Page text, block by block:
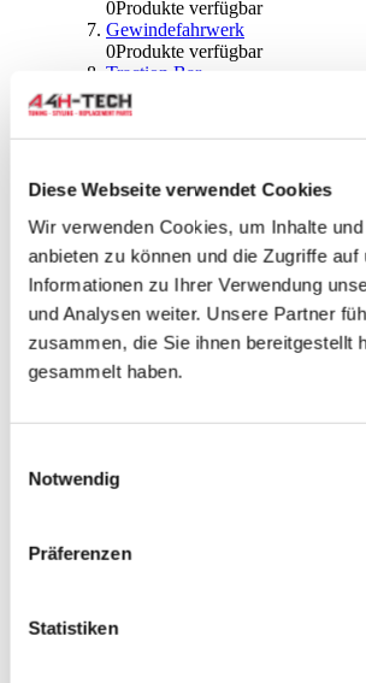
Diese Webseite verwendet Cookies
Wir verwenden Cookies, um Inhalte
anbieten zu können und die Zugriffe
Informationen zu Ihrer Verwendung
und Analysen weiter. Unsere Partner
zusammen, die Sie ihnen bereitgestellt
gesammelt haben.
Notwendig
Präferenzen
Statistiken
0Produkte verfügbar
Gewindefahrwerk
0Produkte verfügbar
Traction Bar
0Produkte verfügbar
Stabilisator & Zubehör
0Produkte verfügbar
0Produkte verfügbar
Radlagern & Naben
0Produkte verfügbar
Räder und Zubehör
Produkte verfügbar
Spurverbreiterungen
0 Produkte verfügbar
Radmuttern
0Produkte verfügbar